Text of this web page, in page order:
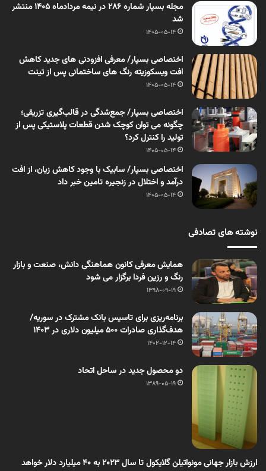
مجله بسپار شماره 286 در نیمه مردادماه 1405 منتشر
شد
1405-05-14
اختصاصی بسپار/ معرفی افزودنی های جدید کاهش
افت ویسکوزیته رنگ های ساختمانی پس از تینت
1405-05-14
اختصاصی بسپار/ جمع‌شدگی در قالب‌گیری تزریقی؛
چگونه می توان کوچک شدن قطعات پلاستیکی پس از
تولید را کنترل کرد؟
1405-05-14
اختصاصی بسپار/ سابیک با وجود کاهش زیان، از افت
درآمد و اختلال در زنجیره تامین خبر داد
1405-05-14
نوشته های تصادفی
همایش معرفی کانون هماهنگی دانش، صنعت و بازار
رنگ و رزین فردا برگزار می شود
1398-09-19
برنامه‌ریزی برای تاسیس بانک مشترک در سوریه/
هدف‌گذاری صادرات ۵۰۰ میلیون دلاری در ۱۴۰۳
1402-12-14
دو محصول جدید در ساحل اتحاد
1389-05-19
ارزش بازار جهانی مونواتیلن گلایکول تا سال 2023 به 40 میلیارد دلار خواهد